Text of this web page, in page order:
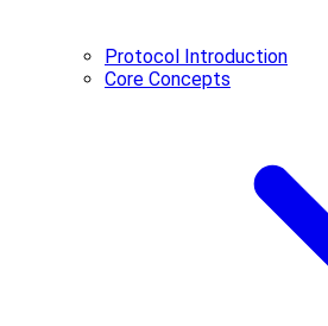
Protocol Introduction
Core Concepts